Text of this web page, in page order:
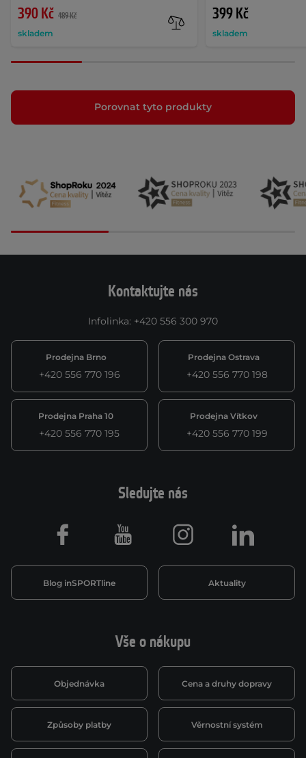
390 Kč 489 Kč
skladem
399 Kč
skladem
Porovnat tyto produkty
Kontaktujte nás
Infolinka: +420 556 300 970
Prodejna Brno
+420 556 770 196
Prodejna Ostrava
+420 556 770 198
Prodejna Praha 10
+420 556 770 195
Prodejna Vítkov
+420 556 770 199
Vše o nákupu
Objednávka Cena a druhy dopravy
Způsoby platby Věrnostní systém
Sledujte nás
Blog inSPORTline Aktuality
Facebook Youtube Instagram LinkedIn